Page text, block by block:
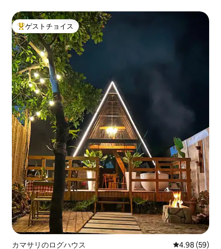
大好評のゲストチョイスです。
ゲストチョイス
カマサリのログハウス レビュー59
4.98 (59)